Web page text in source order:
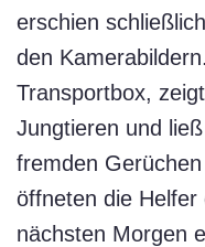
erschien
den
Transportbox,
Jungtieren und
fremden
öffneten die Helfer
nächsten Morgen